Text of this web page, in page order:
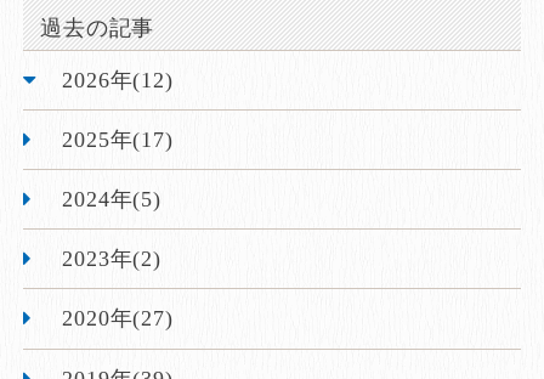
過去の記事
2026年(12)
2025年(17)
2024年(5)
2023年(2)
2020年(27)